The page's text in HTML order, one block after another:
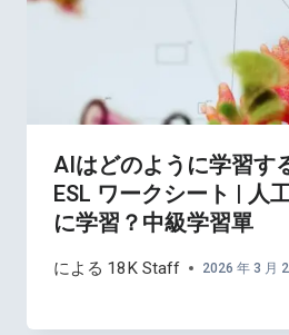
AIはどのように学習す
ESL ワークシート | 人
に学習？中級学習單
による 18K Staff 2026 年 3 月